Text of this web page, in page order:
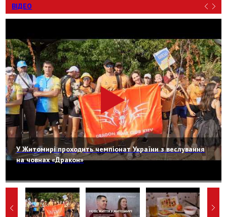
ВІДЕО
У Житомирі проходить чемпіонат України з веслування
на човнах «Дракон»